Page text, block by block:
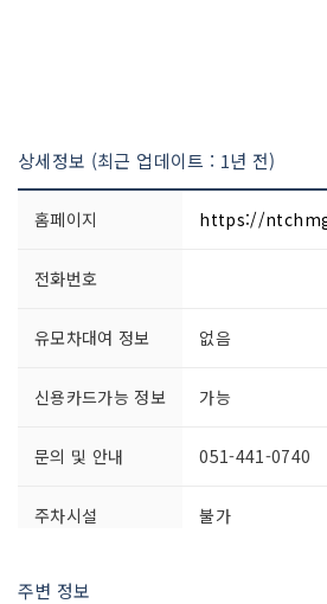
상세정보 (최근 업데이트 : 1년 전)
홈페이지 https://
전화번호
유모차대여 정보 없음
신용카드가능 정보 가능
문의 및 안내 051-441-0740
주차시설 불가
주변 정보